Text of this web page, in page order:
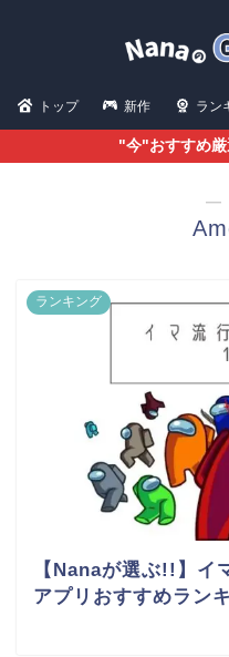
トップ 新作 ラン
"今"おすすめ
―
ランキング
【Nanaが選ぶ!!】イ
アプリおすすめラン